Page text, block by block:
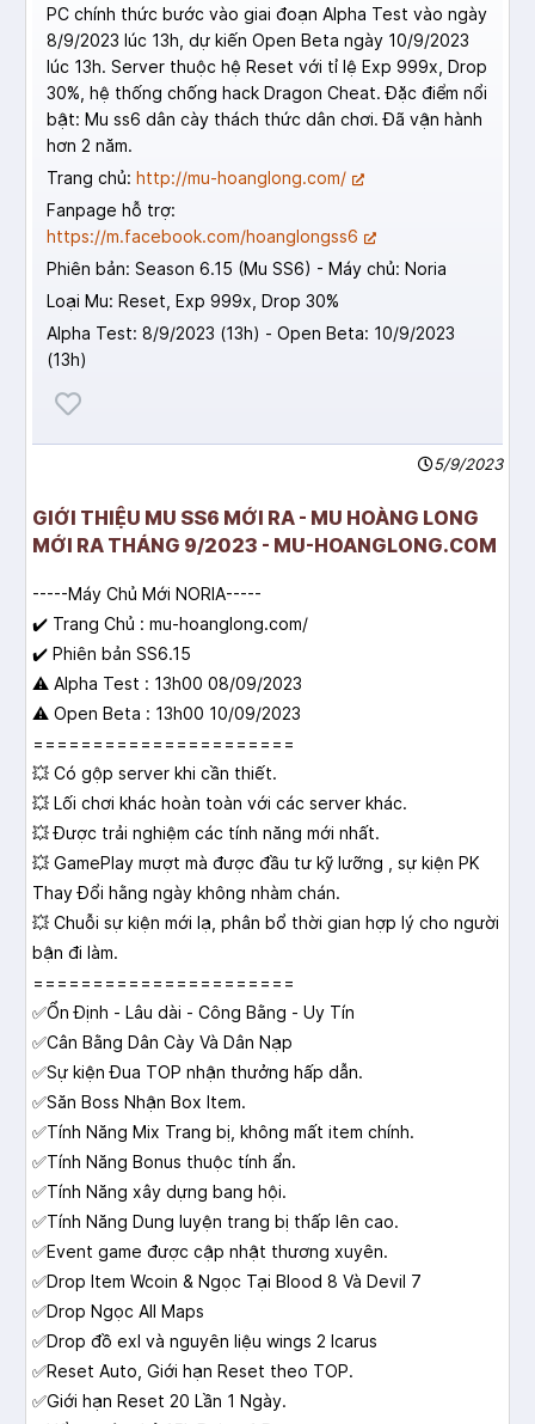
PC chính thức bước vào giai đoạn Alpha Test vào ngày
8/9/2023 lúc 13h, dự kiến Open Beta ngày 10/9/2023
lúc 13h. Server thuộc hệ Reset với tỉ lệ Exp 999x, Drop
30%, hệ thống chống hack Dragon Cheat. Đặc điểm nổi
bật: Mu ss6 dân cày thách thức dân chơi. Đã vận hành
hơn 2 năm.
Trang chủ: http://mu-hoanglong.com/
Fanpage hỗ trợ:
https://m.facebook.com/hoanglongss6
Phiên bản: Season 6.15 (Mu SS6) - Máy chủ: Noria
Loại Mu: Reset, Exp 999x, Drop 30%
Alpha Test: 8/9/2023 (13h) - Open Beta: 10/9/2023
(13h)
5/9/2023
GIỚI THIỆU MU SS6 MỚI RA - MU HOÀNG LONG
MỚI RA THÁNG 9/2023 - MU-HOANGLONG.COM
-----Máy Chủ Mới NORIA-----
✔️ Trang Chủ : mu-hoanglong.com/
✔️ Phiên bản SS6.15
⚠️ Alpha Test : 13h00 08/09/2023
⚠️ Open Beta : 13h00 10/09/2023
======================
💥 Có gộp server khi cần thiết.
💥 Lối chơi khác hoàn toàn với các server khác.
💥 Được trải nghiệm các tính năng mới nhất.
💥 GamePlay mượt mà được đầu tư kỹ lưỡng , sự kiện PK
Thay Đổi hằng ngày không nhàm chán.
💥 Chuỗi sự kiện mới lạ, phân bổ thời gian hợp lý cho người
bận đi làm.
======================
✅Ổn Định - Lâu dài - Công Bằng - Uy Tín
✅Cân Bằng Dân Cày Và Dân Nạp
✅Sự kiện Đua TOP nhận thưởng hấp dẫn.
✅Săn Boss Nhận Box Item.
✅Tính Năng Mix Trang bị, không mất item chính.
✅Tính Năng Bonus thuộc tính ẩn.
✅Tính Năng xây dựng bang hội.
✅Tính Năng Dung luyện trang bị thấp lên cao.
✅Event game được cập nhật thương xuyên.
✅Drop Item Wcoin & Ngọc Tại Blood 8 Và Devil 7
✅Drop Ngọc All Maps
✅Drop đồ exl và nguyên liệu wings 2 Icarus
✅Reset Auto, Giới hạn Reset theo TOP.
✅Giới hạn Reset 20 Lần 1 Ngày.